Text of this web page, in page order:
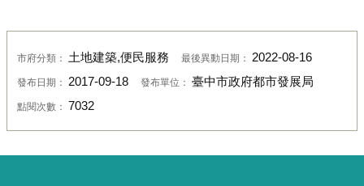
市府分類： 土地建築,便民服務 最後異動日期： 2022-08-16
發布日期： 2017-09-18 發布單位： 臺中市政府都市發展局
點閱次數： 7032